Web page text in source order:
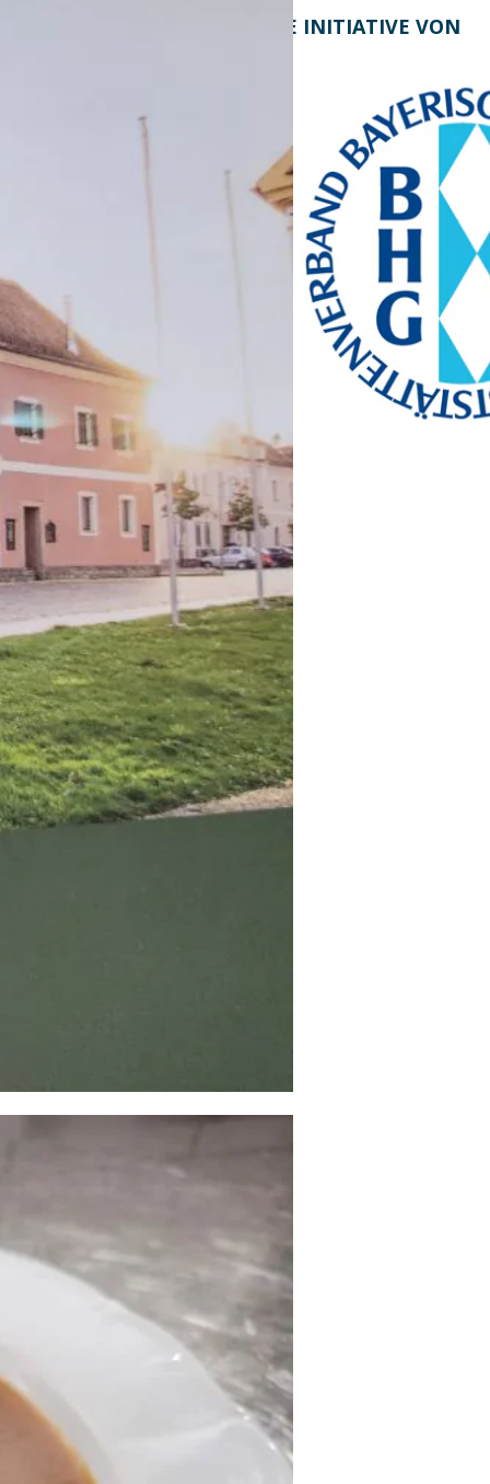
EINE INITIATIVE VON
bayerischekueche@btg-
service.de
www.btg-service.de